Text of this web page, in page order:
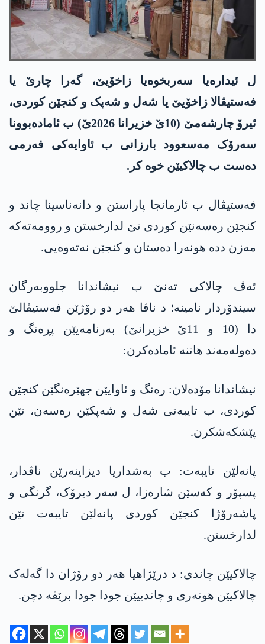
ل ئیدارەیا سەربخوەیا زاخۆیێ، گەرا چارێ یا
فەستیڤالا زاخۆیێ یا شەل و شەپک و کنجێن کوردی،
ئیرۆ چارشەمێ (10ێ خزیرانا 2026ێ) ب ئامادەبوونا
سەرۆک مەسعوود بارزانی ب ئاوایەکی فەرمی
دەست ب چالاکیێن خوە کر.
فەستیڤال ب ئارمانجا پاراستن و دانەناسینا چاند و
کنجێن رەسەنێن کوردی تێ لدارخستن و روومەتەکە
مەزن ددە ھونەرا دەستان و کنجێن نەتەوەیی.
ئەڤ چالاکی تەنێ ب نیشاندانا جلووبەرگان
سیندۆردار نامینە؛ د ناڤا ھەر دو رۆژێن فەستیڤالێ
دا (10 و 11ێ خزیرانێ) بەرنامەیێن پڕەنگ و
دەولەمەند ھاتنە ئامادەکرن:
نیشاندانا مۆدەلان: رەنگ و ئاوایێن جھێرەنگێن کنجێن
کوردی، ب تایبەتی شەل و شەپکێن رەسەن، تێن
پێشکەشکرن.
پانەلێن تایبەت: ب بەشداریا دیزاینەرێن ناڤدار،
پسپۆر و کەسێن شارەزا، ل سەر دیرۆک، گرنگی و
پاشەرۆژا کنجێن کوردی پانەلێن تایبەت تێن
لدارخستن.
چالاکیێن چاندی: د درێژاھیا ھەر دو رۆژان دا گەلەک
چالاکیێن ھونەری و چاندییێن جودا جودا برێڤە دچن.